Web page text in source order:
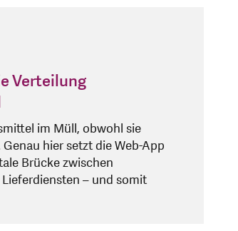
Verteilung
im Müll, obwohl sie
hier setzt die Web-App
Brücke zwischen
– und somit